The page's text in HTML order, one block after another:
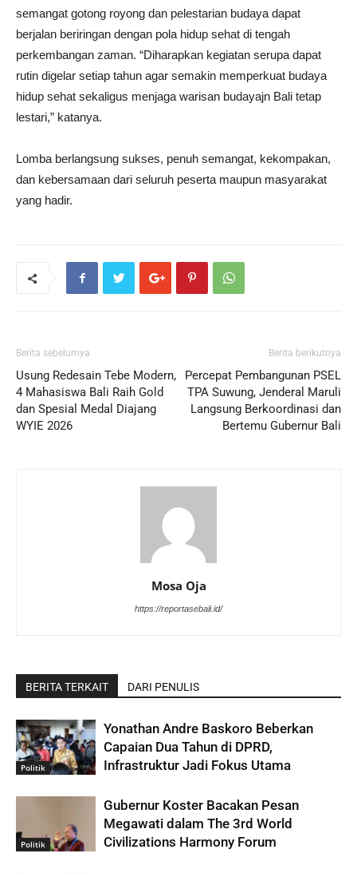
semangat gotong royong dan pelestarian budaya dapat
berjalan beriringan dengan pola hidup sehat di tengah
perkembangan zaman. “Diharapkan kegiatan serupa dapat
rutin digelar setiap tahun agar semakin memperkuat budaya
hidup sehat sekaligus menjaga warisan budayajn Bali tetap
lestari,” katanya.
Lomba berlangsung sukses, penuh semangat, kekompakan,
dan kebersamaan dari seluruh peserta maupun masyarakat
yang hadir.
Berita sebelumya
Usung Redesain Tebe Modern,
4 Mahasiswa Bali Raih Gold
dan Spesial Medal Diajang
WYIE 2026
Berita berikutnya
Percepat Pembangunan PSEL
TPA Suwung, Jenderal Maruli
Langsung Berkoordinasi dan
Bertemu Gubernur Bali
Mosa Oja
https://reportasebali.id/
BERITA TERKAIT DARI PENULIS
Politik
Yonathan Andre Baskoro Beberkan
Capaian Dua Tahun di DPRD,
Infrastruktur Jadi Fokus Utama
Politik
Gubernur Koster Bacakan Pesan
Megawati dalam The 3rd World
Civilizations Harmony Forum